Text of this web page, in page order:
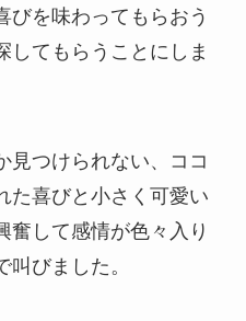
びを味わってもらおう
してもらうことにしま
見つけられない、ココ
た喜びと小さく可愛い
奮して感情が色々入り
びました。